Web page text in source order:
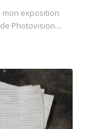
mon exposition
Photovision…